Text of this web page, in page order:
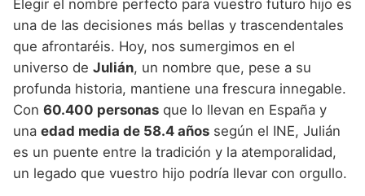
Nombres de niño que empiezan por D
Nombres de niño que empiezan por E
Nombres de niño que empiezan por F
Nombres de niño que empiezan por G
Nombres de niño que empiezan por H
Nombres de niño que empiezan por I
Nombres de Niño Asturianos
Nombres de Niño Baleares
Nombres de Niño Canarios
Nombres de Niño Cantabros
Nombres de Niño Castellanos
Nombres de Niño Catalanes
Nombres de Niño Celtas
Nombres de Niño Egipcios
Nombres de Niño Griegos
Nombres de Niño Mitologicos
Nombres de Niño Romanos
Nombres de Niño Vikingos
Nombres de Niño Alemanes
Nombres de Niño Americanos
Nombres de Niño Arabes
Nombres de Niño Chinos
Nombres de Niño Franceses
Nombres de Niño Hispanoamericanos
Buscar
Elegir el nombre perfecto para vuestro futuro hijo es
una de las decisiones más bellas y trascendentales
que afrontaréis. Hoy, nos sumergimos en el
universo de Julián, un nombre que, pese a su
profunda historia, mantiene una frescura innegable.
Con 60.400 personas que lo llevan en España y
una edad media de 58.4 años según el INE, Julián
es un puente entre la tradición y la atemporalidad,
un legado que vuestro hijo podría llevar con orgullo.